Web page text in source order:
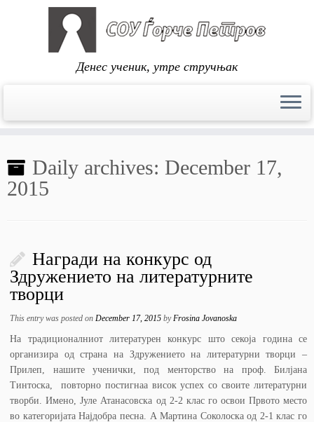
content
Денес ученик, утре стручњак
Daily archives: December 17,
2015
Награди на конкурс од
Здружението на литературните
творци
This entry was posted onDecember 17, 2015 byFrosina Jovanoska
На традиционалниот литературен конкурс што секоја година се
организира од страна на Здружението на литературни творци –
Прилеп, нашите ученички, под менторство на проф. Билјана
Тинтоска, повторно постигнаа висок успех со своите литературни
творби. Имено, Јуле Атанасовска од 2-2 клас го освои Првото место
во категоријата Најдобра песна. А Мартина Соколоска од 2-1 клас го